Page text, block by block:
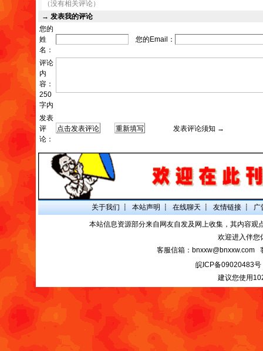
（没有相关评论）
→ 发表我的评论
您的
姓
名：
您的Email：
评论
内
容：
250
字内
发表
评
论：
发表评论须知 →
关于我们 ┋ 本站声明 ┋ 在线聊天 ┋ 友情链接 ┋ 广
本站信息资源部分来自网友自发及网上收集，其内容
欢迎进入伴您
客服信箱：bnxxw@bnxxw.com
皖ICP备09020483号
建议您使用